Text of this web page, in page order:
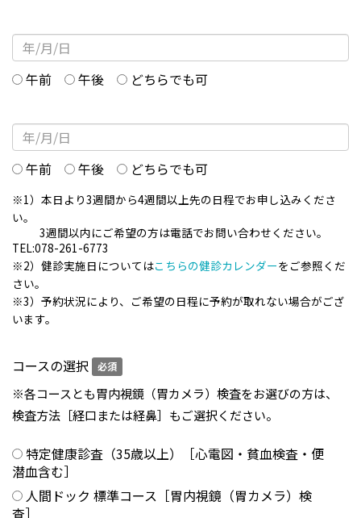
本人からの求めにより、当センターが本件により取
得した個人情報の利用目的の通知・開示・内容の訂
正・追加または削除・利用の停止・消去（「開示
窓口などの詳細は当サイトの
午前 午後 どちらでも可
午前 午後 どちらでも可
※1）本日より3週間から4週間以上先の日程でお申し込みくださ
い。
3週間以内にご希望の方は電話でお問い合わせください。
TEL:078-261-6773
※2）健診実施日についてはこちらの健診カレンダーをご参照くだ
さい。
※3）予約状況により、ご希望の日程に予約が取れない場合がござ
います。
コースの選択 必須
※各コースとも胃内視鏡（胃カメラ）検査をお選びの方は、
検査方法［経口または経鼻］もご選択ください。
特定健康診査（35歳以上）［心電図・貧血検査・便
潜血含む］
人間ドック 標準コース［胃内視鏡（胃カメラ）検
査］